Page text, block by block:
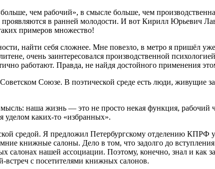
чем рабочий», в смысле больше, чем
проявляются в ранней молодости. И вот Кирилл Юрьевич
примеров множество!
найти себя сложнее. Мне повезло, в метро я пришёл
очень заинтересовался производственной
работают. Правда, не найдя достойного применения
Союзе. В поэтической среде есть люди, живущие
наша жизнь — это не просто некая функция,
уделом каких-то «избранных».
средой. Я предложил Петербургскому отделению КПРФ
книжные салоны. Дело в том, что задолго до
салонах нашей ассоциации. Поэтому, конечно, знал и как
встреч с посетителями книжных салонов.